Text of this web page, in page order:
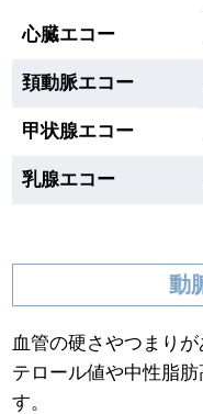
心臓エコー
頚動脈エコー
甲状腺エコー
乳腺エコー
動
血管の硬さやつまり
テロール値や中性脂
す。